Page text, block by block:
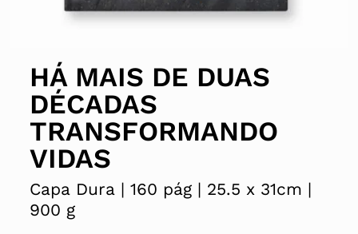
HÁ MAIS DE DUAS
DÉCADAS
TRANSFORMANDO
VIDAS
Capa Dura | 160 pág | 25.5 x 31cm |
900 g